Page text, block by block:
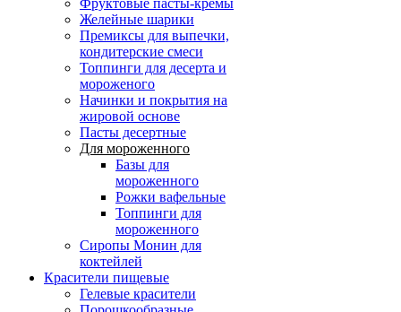
Фруктовые пасты-кремы
Желейные шарики
Премиксы для выпечки,
кондитерские смеси
Топпинги для десерта и
мороженого
Начинки и покрытия на
жировой основе
Пасты десертные
Для мороженного
Базы для
мороженного
Рожки вафельные
Топпинги для
мороженного
Сиропы Монин для
коктейлей
Красители пищевые
Гелевые красители